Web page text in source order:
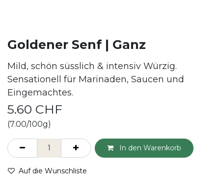
Goldener Senf | Ganz
Mild, schön süsslich & intensiv Würzig.
Sensationell für Marinaden, Saucen und
Eingemachtes.
5.60 CHF
(7.00/100g)
In den Warenkorb
Auf die Wunschliste